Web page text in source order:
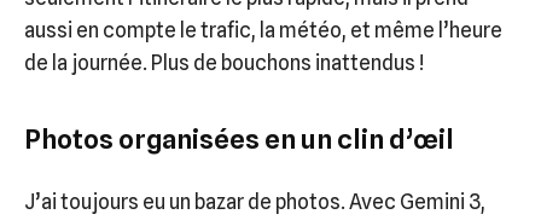
aussi en compte le trafic, la météo, et même l’heure
de la journée. Plus de bouchons inattendus !
Photos organisées en un clin d’œil
J’ai toujours eu un bazar de photos. Avec Gemini 3,